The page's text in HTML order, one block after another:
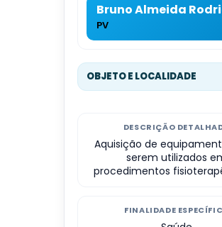
Bruno Almeida
PV
OBJETO E LOCALIDADE
DESCRIÇÃO
Aquisição de
serem utilizados
procedimentos
FINALIDADE